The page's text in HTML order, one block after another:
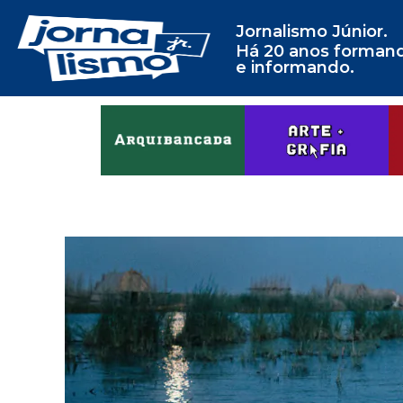
Jornalismo Júnior.
Há 20 anos
e informando.